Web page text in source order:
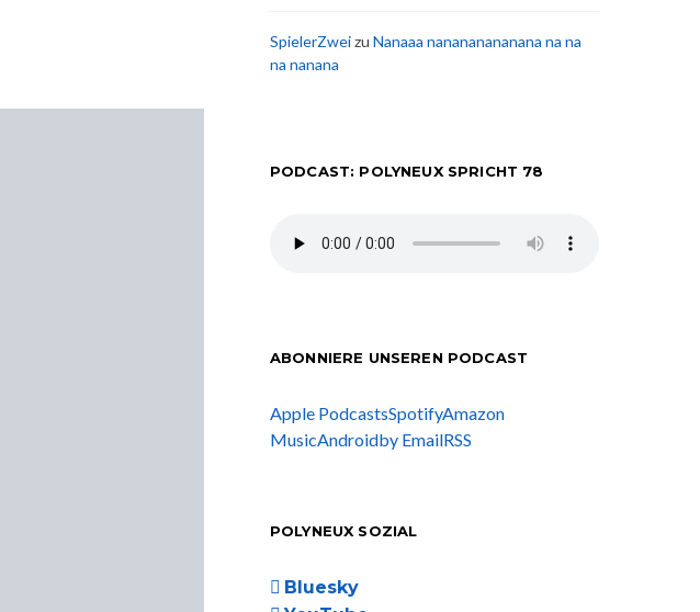
SpielerZweizu Nanaaa nanananananana na na
na nanana
PODCAST: POLYNEUX SPRICHT 78
ABONNIERE UNSEREN PODCAST
Apple PodcastsSpotifyAmazon
MusicAndroidby EmailRSS
POLYNEUX SOZIAL
Bluesky